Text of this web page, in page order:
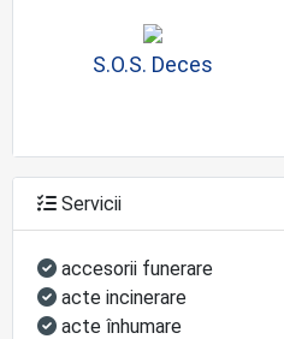
S.O.S. Deces
Servicii
accesorii funerare
acte incinerare
acte înhumare